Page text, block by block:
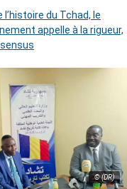
du Tchad, le
appelle à la rigueur,
© (DR)